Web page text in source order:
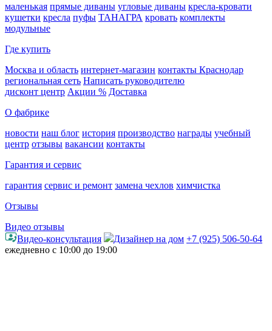
маленькая прямые диваны угловые диваны кресла-кровати
кушетки кресла пуфы ТАНАГРА кровать комплекты
модульные
Где купить
Москва и область интернет-магазин контакты Краснодар
региональная сеть Написать руководителю
дисконт центр Акции % Доставка
О фабрике
новости наш блог история производство награды учебный
центр отзывы вакансии контакты
Гарантия и сервис
гарантия сервис и ремонт замена чехлов химчистка
Отзывы
Видео отзывы
Видео-консультация
Дизайнер на дом +7 (925) 506-50-64
ежедневно с 10:00 до 19:00